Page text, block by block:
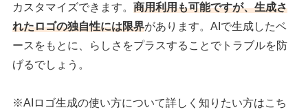
カスタマイズできます。商用利用も可能ですが、生成さ
れたロゴの独自性には限界があります。AIで生成したベ
ースをもとに、らしさをプラスすることでトラブルを防
げるでしょう。
※AIロゴ生成の使い方について詳しく知りたい方はこち